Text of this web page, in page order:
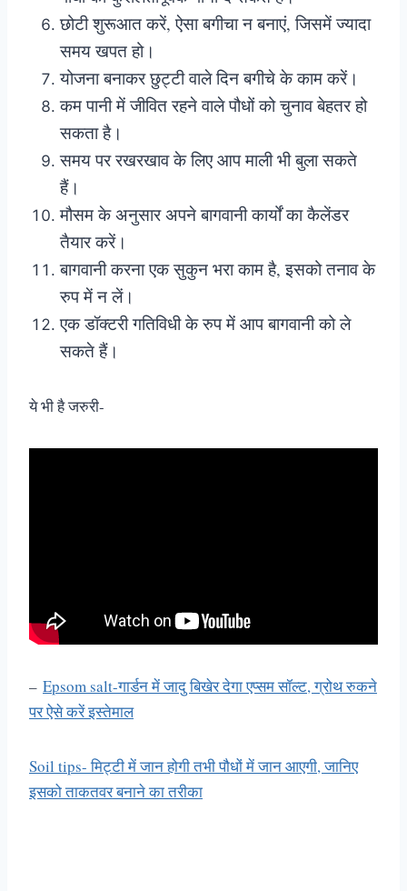
छोटी शुरूआत करें, ऐसा बगीचा न बनाएं, जिसमें ज्यादा
समय खपत हो।
योजना बनाकर छुट्टी वाले दिन बगीचे के काम करें।
कम पानी में जीवित रहने वाले पौधों को चुनाव बेहतर हो
सकता है।
समय पर रखरखाव के लिए आप माली भी बुला सकते
हैं।
मौसम के अनुसार अपने बागवानी कार्यों का कैलेंडर
तैयार करें।
बागवानी करना एक सुकुन भरा काम है, इसको तनाव के
रुप में न लें।
एक डॉक्टरी गतिविधी के रुप में आप बागवानी को ले
सकते हैं।
ये भी है जरुरी-
– Epsom salt-गार्डन में जादु बिखेर देगा एप्सम सॉल्ट, ग्रोथ रुकने
पर ऐसे करें इस्तेमाल
Soil tips- मिट्टी में जान होगी तभी पौधों में जान आएगी, जानिए
इसको ताकतवर बनाने का तरीका